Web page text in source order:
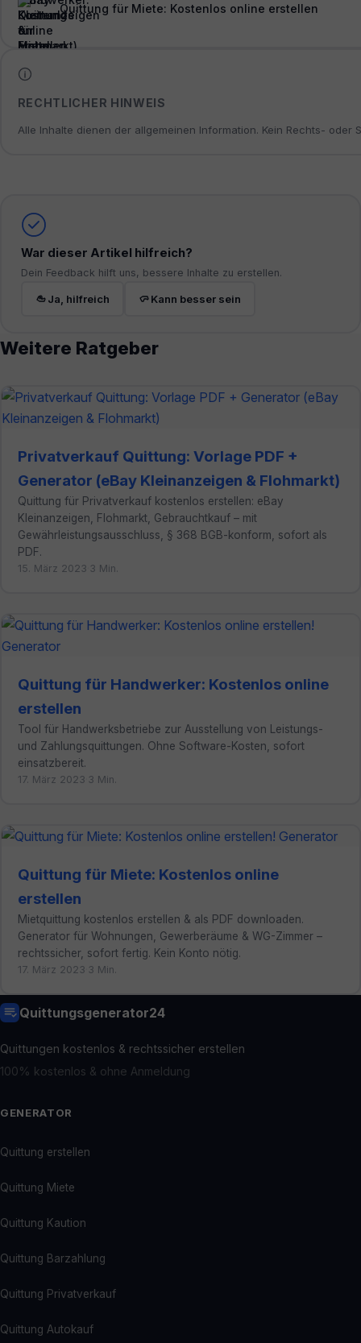
Quittung für Miete: Kostenlos online erstellen
RECHTLICHER HINWEIS
Alle Inhalte dienen der allgemeinen Information. Kein Rechts-
War dieser Artikel hilfreich?
Dein Feedback hilft uns, bessere Inhalte zu erstellen.
Ja, hilfreich Kann besser sein
Weitere Ratgeber
Privatverkauf Quittung: Vorlage PDF +
Generator (eBay Kleinanzeigen & Flohmarkt)
Quittung für Privatverkauf kostenlos erstellen: eBay
Kleinanzeigen, Flohmarkt, Gebrauchtkauf – mit
Gewährleistungsausschluss, § 368 BGB-konform, sofort als
PDF.
15. März 2023 3 Min.
Quittung für Handwerker: Kostenlos online
erstellen
Tool für Handwerksbetriebe zur Ausstellung von Leistungs-
und Zahlungsquittungen. Ohne Software-Kosten, sofort
einsatzbereit.
17. März 2023 3 Min.
Quittung für Miete: Kostenlos online
erstellen
Mietquittung kostenlos erstellen & als PDF downloaden.
Generator für Wohnungen, Gewerberäume & WG-Zimmer –
rechtssicher, sofort fertig. Kein Konto nötig.
17. März 2023 3 Min.
Quittungsgenerator24
Quittungen kostenlos & rechtssicher erstellen
100% kostenlos & ohne Anmeldung
GENERATOR
Quittung erstellen
Quittung Miete
Quittung Kaution
Quittung Barzahlung
Quittung Privatverkauf
Quittung Autokauf